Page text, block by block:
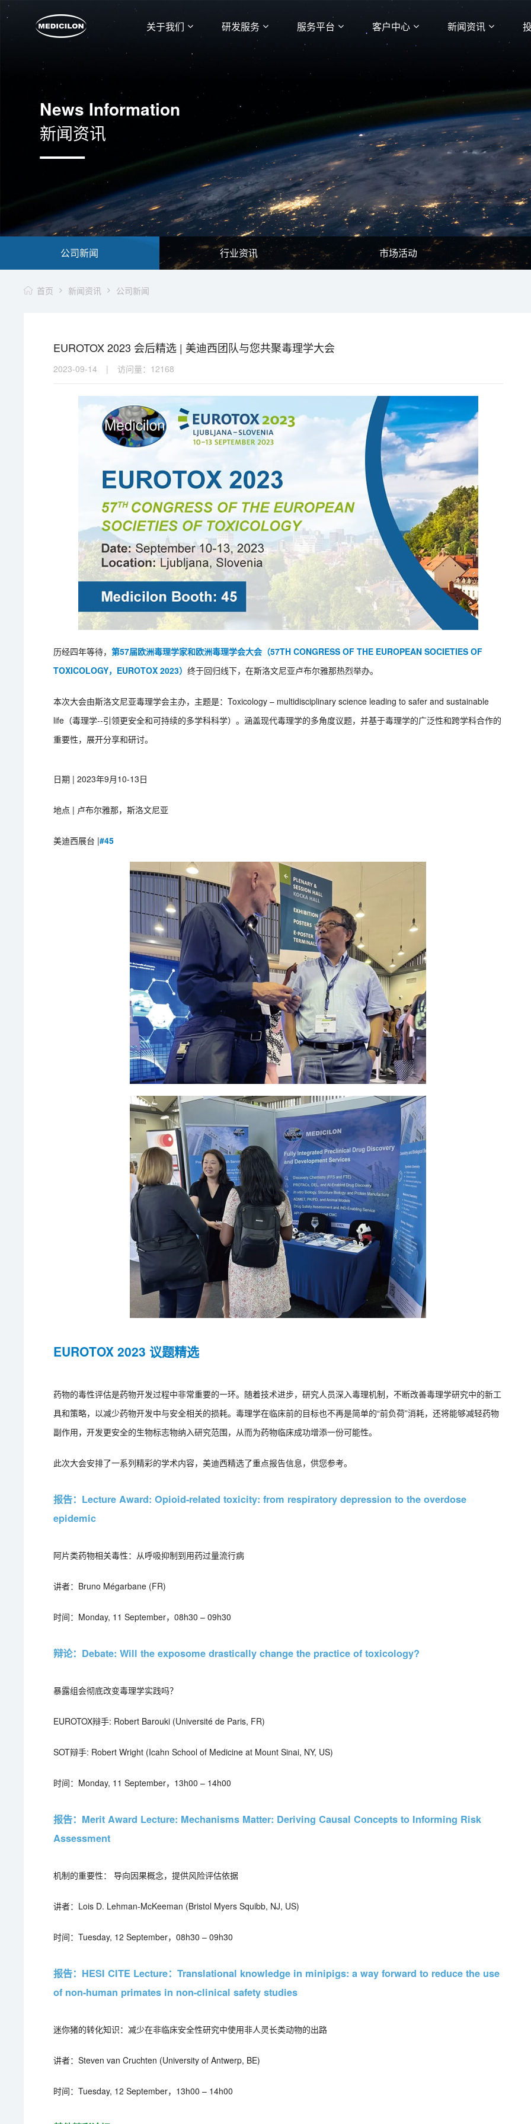
关于我们 研发服务 服务平台 客户中心 新闻资讯
News Information
新闻资讯
公司新闻 行业资讯 市场活动
首页 新闻资讯 公司新闻
EUROTOX 2023 会后精选 | 美迪西团队与您共聚毒理学大会
2023-09-14 | 访问量： 12168
历经四年等待，第57届欧洲毒理学家和欧洲毒理学会大会（57TH CONGRESS OF THE EUROPEAN SOCIETIES OF
TOXICOLOGY，EUROTOX 2023）终于回归线下，在斯洛文尼亚卢布尔雅那热烈举办。
本次大会由斯洛文尼亚毒理学会主办，主题是：Toxicology – multidisciplinary science leading to safer and sustainable
life（毒理学--引领更安全和可持续的多学科科学）。涵盖现代毒理学的多角度议题，并基于毒理学的广泛性和跨学科合作的
重要性，展开分享和研讨。
日期 | 2023年9月10-13日
地点 | 卢布尔雅那，斯洛文尼亚
美迪西展台 |#45
EUROTOX 2023 议题精选
药物的毒性评估是药物开发过程中非常重要的一环。随着技术进步，研究人员深入毒理机制，不断改善毒理学研究中的新工
具和策略，以减少药物开发中与安全相关的损耗。毒理学在临床前的目标也不再是简单的“前负荷”消耗，还将能够减轻药物
副作用，开发更安全的生物标志物纳入研究范围，从而为药物临床成功增添一份可能性。
此次大会安排了一系列精彩的学术内容，美迪西精选了重点报告信息，供您参考。
报告：Lecture Award: Opioid-related toxicity: from respiratory depression to the overdose
epidemic
阿片类药物相关毒性：从呼吸抑制到用药过量流行病
讲者：Bruno Mégarbane (FR)
时间：Monday, 11 September，08h30 – 09h30
辩论：Debate: Will the exposome drastically change the practice of toxicology?
暴露组会彻底改变毒理学实践吗？
EUROTOX辩手: Robert Barouki (Université de Paris, FR)
SOT辩手: Robert Wright (Icahn School of Medicine at Mount Sinai, NY, US)
时间：Monday, 11 September，13h00 – 14h00
报告：Merit Award Lecture: Mechanisms Matter: Deriving Causal Concepts to Informing Risk
Assessment
机制的重要性： 导向因果概念，提供风险评估依据
讲者：Lois D. Lehman-McKeeman (Bristol Myers Squibb, NJ, US)
时间：Tuesday, 12 September，08h30 – 09h30
报告：HESI CITE Lecture：Translational knowledge in minipigs: a way forward to reduce the use
of non-human primates in non-clinical safety studies
迷你猪的转化知识：减少在非临床安全性研究中使用非人灵长类动物的出路
讲者：Steven van Cruchten (University of Antwerp, BE)
时间：Tuesday, 12 September，13h00 – 14h00